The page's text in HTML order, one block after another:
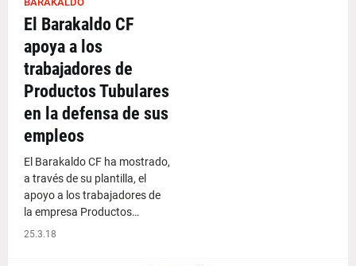
El Barakaldo CF
apoya a los
trabajadores de
Productos Tubulares
en la defensa de sus
empleos
El Barakaldo CF ha mostrado,
a través de su plantilla, el
apoyo a los trabajadores de
la empresa Productos…
25.3.18